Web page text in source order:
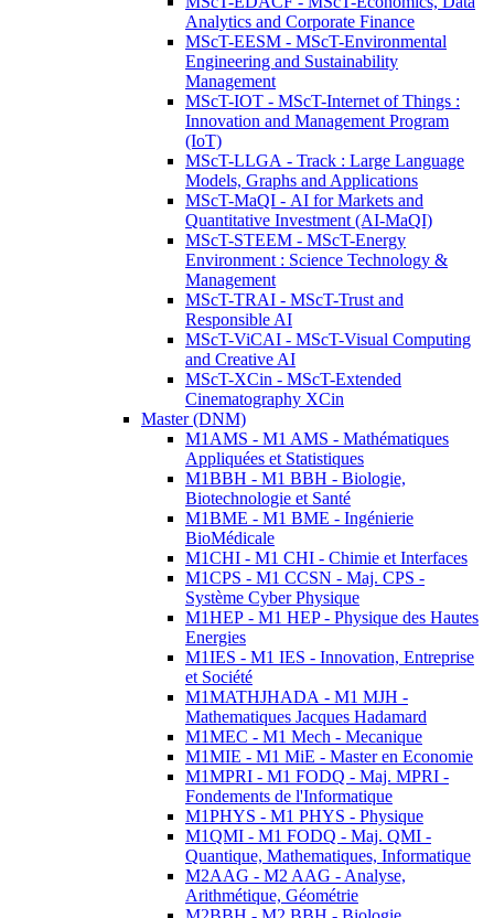
Analytics and Corporate Finance
MScT-EESM - MScT-Environmental
Engineering and Sustainability
Management
MScT-IOT - MScT-Internet of Things :
Innovation and Management Program
(IoT)
MScT-LLGA - Track : Large Language
Models, Graphs and Applications
MScT-MaQI - AI for Markets and
Quantitative Investment (AI-MaQI)
MScT-STEEM - MScT-Energy
Environment : Science Technology &
Management
MScT-TRAI - MScT-Trust and
Responsible AI
MScT-ViCAI - MScT-Visual Computing
and Creative AI
MScT-XCin - MScT-Extended
Cinematography XCin
Master (DNM)
M1AMS - M1 AMS - Mathématiques
Appliquées et Statistiques
M1BBH - M1 BBH - Biologie,
Biotechnologie et Santé
M1BME - M1 BME - Ingénierie
BioMédicale
M1CHI - M1 CHI - Chimie et Interfaces
M1CPS - M1 CCSN - Maj. CPS -
Système Cyber Physique
M1HEP - M1 HEP - Physique des Hautes
Energies
M1IES - M1 IES - Innovation, Entreprise
et Société
M1MATHJHADA - M1 MJH -
Mathematiques Jacques Hadamard
M1MEC - M1 Mech - Mecanique
M1MIE - M1 MiE - Master en Economie
M1MPRI - M1 FODQ - Maj. MPRI -
Fondements de l'Informatique
M1PHYS - M1 PHYS - Physique
M1QMI - M1 FODQ - Maj. QMI -
Quantique, Mathematiques, Informatique
M2AAG - M2 AAG - Analyse,
Arithmétique, Géométrie